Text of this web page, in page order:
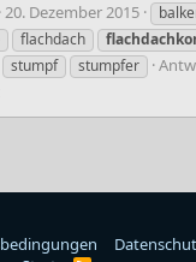
20. Dezember 2015
flachdach
stumpf stumpfer